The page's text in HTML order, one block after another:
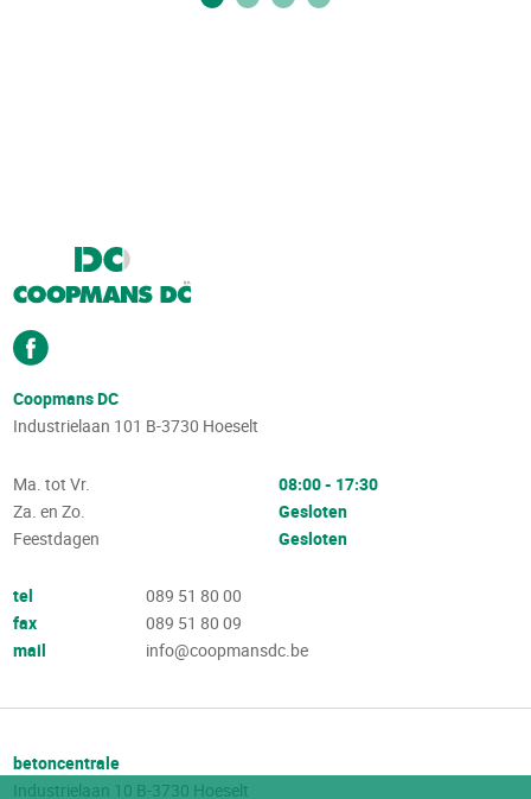
Coopmans DC
Industrielaan 101 B-3730 Hoeselt
Ma. tot Vr.
Za. en Zo.
Feestdagen
08:00 - 17:30
Gesloten
Gesloten
tel
fax
mail
089 51 80 00
089 51 80 09
info@coopmansdc.be
betoncentrale
Industrielaan 10 B-3730 Hoeselt